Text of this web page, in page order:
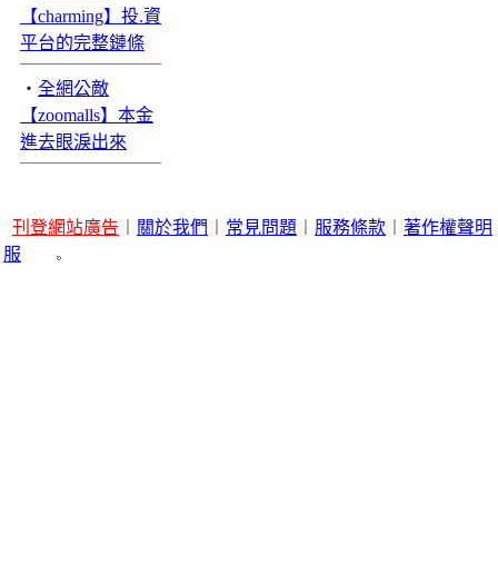
【charming】投.資
平台的完整鏈條
‧ 全網公敵
【zoomalls】本金
進去眼淚出來
刊登網站廣告 關於我們 常見問題 服務條款 著作權聲明
服